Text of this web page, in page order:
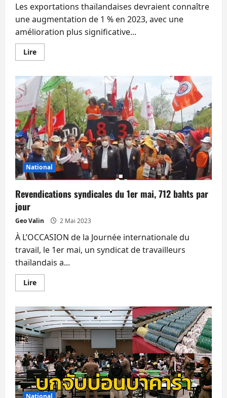
est
impliqué.
Il
s’est
rendu.
Les exportations thaïlandaises devraient connaître
une augmentation de 1 % en 2023, avec une
amélioration plus significative...
LireEn
savoir
Les
exportations
ne
vont
quasiment
pas
progresser
en
2023
mais
l’inflation
est
vaincue
National
Revendications syndicales du 1er mai, 712 bahts par
jour
Geo Valin 2 Mai 2023
À L’OCCASION de la Journée internationale du
travail, le 1er mai, un syndicat de travailleurs
thaïlandais a...
LireEn
savoir
Revendications
syndicales
du
1er
mai,
712
bahts
par
jour